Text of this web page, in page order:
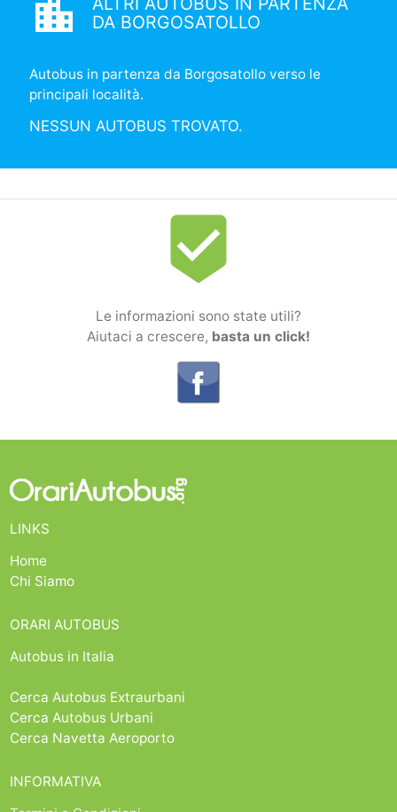
location_city
DA BORGOSATOLLO
Autobus in partenza da Borgosatollo verso le
principali località.
NESSUN AUTOBUS TROVATO.
beenhere
Le informazioni sono state utili?
Aiutaci a crescere, basta un click!
LINKS
Home
Chi Siamo
ORARI AUTOBUS
Autobus in Italia
Cerca Autobus Extraurbani
Cerca Autobus Urbani
Cerca Navetta Aeroporto
INFORMATIVA